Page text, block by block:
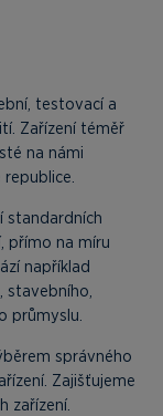
testovací a
Zařízení téměř
na námi
standardních
přímo na míru
například
průmyslu.
správného
Zajišťujeme
zařízení.